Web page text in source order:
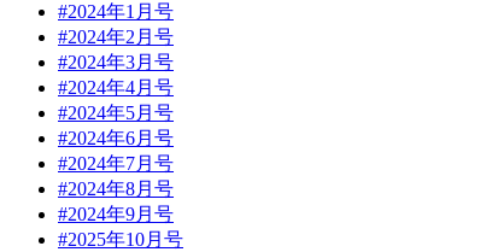
#2024年1月号
#2024年2月号
#2024年3月号
#2024年4月号
#2024年5月号
#2024年6月号
#2024年7月号
#2024年8月号
#2024年9月号
#2025年10月号